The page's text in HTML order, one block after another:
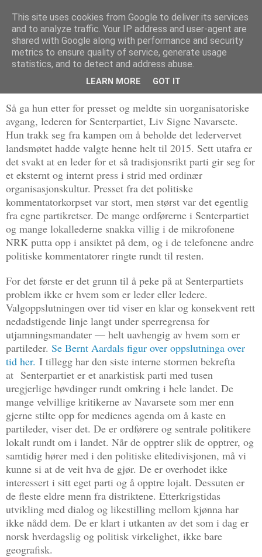
Politikus
fredag 17. januar 2014
De tusen høvdingers parti
Så ga hun etter for presset og meldte sin uorganisatoriske
avgang, lederen for Senterpartiet, Liv Signe Navarsete.
Hun trakk seg fra kampen om å beholde det ledervervet
landsmøtet hadde valgte henne helt til 2015. Sett utafra er
det svakt at en leder for et så tradisjonsrikt parti gir seg for
et eksternt og internt press i strid med ordinær
organisasjonskultur. Presset fra det politiske
kommentatorkorpset var stort, men størst var det egentlig
fra egne partikretser. De mange ordførerne i Senterpartiet
og mange lokallederne snakka villig i de mikrofonene
NRK putta opp i ansiktet på dem, og i de telefonene andre
politiske kommentatorer ringte rundt til resten.
For det første er det grunn til å peke på at Senterpartiets
problem ikke er hvem som er leder eller ledere.
Valgoppslutningen over tid viser en klar og konsekvent rett
nedadstigende linje langt under sperregrensa for
utjamningsmandater — helt uavhengig av hvem som er
partileder. Se Bernt Aardals figur over oppslutninga over
tid her. I tillegg har den siste interne stormen bekrefta
at Senterpartiet er et anarkistisk parti med tusen
uregjerlige høvdinger rundt omkring i hele landet. De
mange velvillige kritikerne av Navarsete som mer enn
gjerne stilte opp for medienes agenda om å kaste en
partileder, viser det. De er ordførere og sentrale politikere
lokalt rundt om i landet. Når de opptrer slik de opptrer, og
samtidig hører med i den politiske elitedivisjonen, må vi
kunne si at de veit hva de gjør. De er overhodet ikke
interessert i sitt eget parti og å opptre lojalt. Dessuten er
de fleste eldre menn fra distriktene. Etterkrigstidas
utvikling med dialog og likestilling mellom kjønna har
ikke nådd dem. De er klart i utkanten av det som i dag er
norsk hverdagslig og politisk virkelighet, ikke bare
geografisk.
This site uses cookies from Google to deliver its services
and to analyze traffic. Your IP address and user-agent are
shared with Google along with performance and security
metrics to ensure quality of service, generate usage
statistics, and to detect and address abuse.
LEARN MORE GOT IT